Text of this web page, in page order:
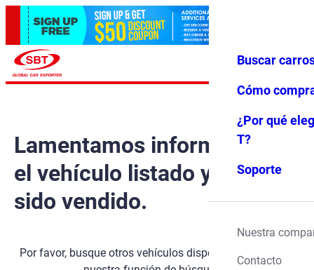
Favoritos Menú
Buscar
Cómo
¿Por qué
T?
Soporte
Nuestra
Contacto
Lamentamos informarle que
el vehículo listado ya ha
sido vendido.
Por favor, busque otros vehículos disponibles utilizando